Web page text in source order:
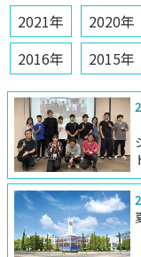
2021年
2020年
2016年
2015年